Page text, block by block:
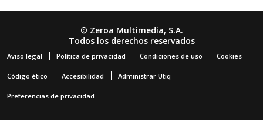
© Zeroa Multimedia, S.A.
Todos los derechos reservados
Aviso legal Política de privacidad Condiciones de uso Cookies
Código ético Accesibilidad Administrar Utiq
Preferencias de privacidad